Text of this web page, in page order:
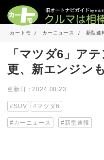
カートモ カーニュース 新型速
「マツダ6」ア
更、新エンジン
更新日：2024.08.23
SUV マツダ6
カーニュース 新型速報